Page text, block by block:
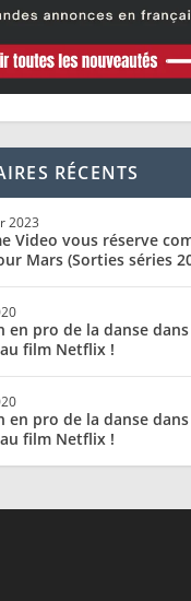
RÉCENTS
2023
Video vous réserve
Mars (Sorties séries
en pro de la danse
film Netflix !
en pro de la danse
film Netflix !